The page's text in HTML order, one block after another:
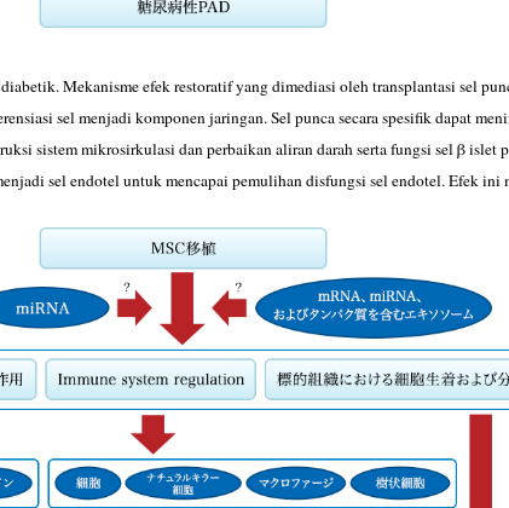
Mekanisme efek restoratif yang dimediasi oleh transplantasi sel
sel menjadi komponen jaringan. Sel punca secara spesifik dapat
sistem mikrosirkulasi dan perbaikan aliran darah serta fungsi sel β islet
sel endotel untuk mencapai pemulihan disfungsi sel endotel. Efek